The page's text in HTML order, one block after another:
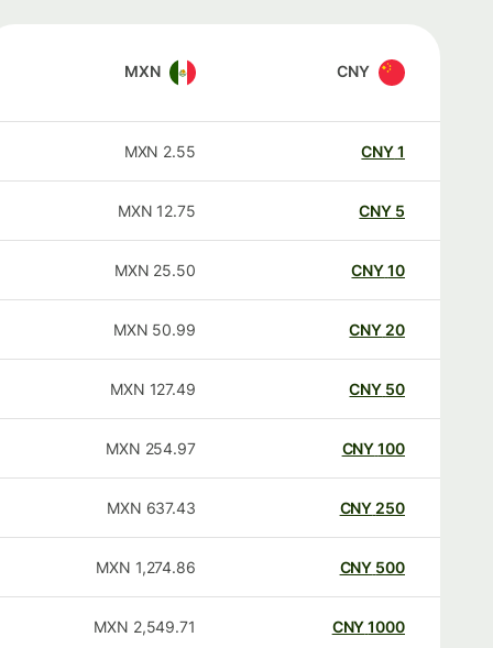
CNY
MXN
CNY
2.55
MXN
CNY
12.75
MXN
CNY
25.50
MXN
20
CNY
50.99
MXN
50
CNY
127.49
MXN
100
CNY
254.97
MXN
250
CNY
637.43
MXN
500
CNY
1,274.86
MXN
1000
CNY
2,549.71
MXN